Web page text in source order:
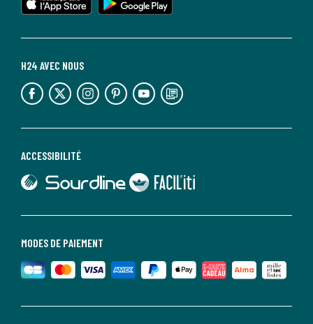
MODES DE PAIEMENT
ACCESSIBILITÉ
lien vers Sourdline
lien vers Faciliti
H24 AVEC NOUS
lien vers l'espace réseaux sociaux lien vers l'espace réseaux sociaux lien vers l'espace réseaux sociaux lien vers l'espace réseaux sociaux lien vers l'espace réseaux sociaux lien vers le blog la redoute